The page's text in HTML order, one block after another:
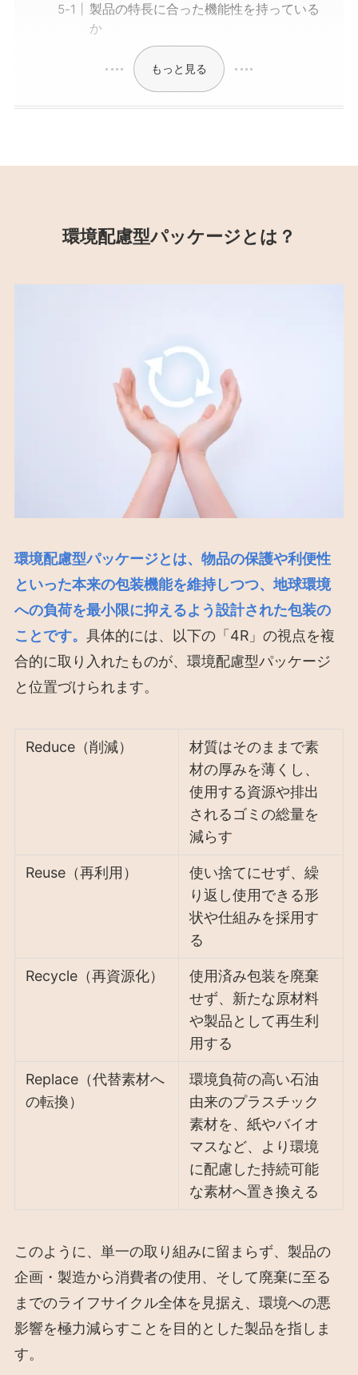
製品の特長に合った機能性を持っている
か
もっと見る
環境配慮型パッケージとは？
環境配慮型パッケージとは、物品の保護や利便性
といった本来の包装機能を維持しつつ、地球環境
への負荷を最小限に抑えるよう設計された包装の
ことです。 具体的には、以下の「4R」の視点を複
合的に取り入れたものが、環境配慮型パッケージ
と位置づけられます。
Reduce（削減）
材質はそのままで素
材の厚みを薄くし、
使用する資源や排出
されるゴミの総量を
減らす
Reuse（再利用）
使い捨てにせず、繰
り返し使用できる形
状や仕組みを採用す
る
Recycle（再資源化）
使用済み包装を廃棄
せず、新たな原材料
や製品として再生利
用する
Replace（代替素材へ
の転換）
環境負荷の高い石油
由来のプラスチック
素材を、紙やバイオ
マスなど、より環境
に配慮した持続可能
な素材へ置き換える
このように、単一の取り組みに留まらず、製品の
企画・製造から消費者の使用、そして廃棄に至る
までのライフサイクル全体を見据え、環境への悪
影響を極力減らすことを目的とした製品を指しま
す。